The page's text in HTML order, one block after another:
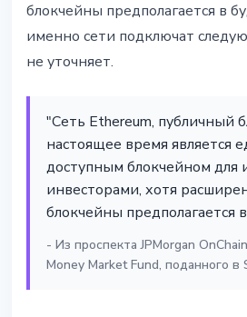
блокчейны предполагается в
именно сети подключат
не уточняет.
"Сеть Ethereum, публичный
настоящее время является
доступным блокчейном для
инвесторами, хотя
блокчейны предполагается
- Из проспекта JPMorgan
Money Market Fund, поданного в